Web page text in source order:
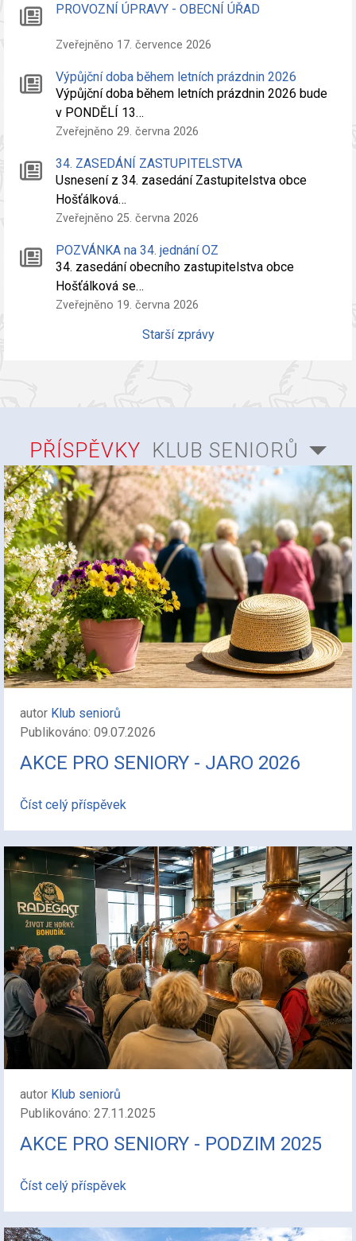
PROVOZNÍ ÚPRAVY - OBECNÍ ÚŘAD
Zveřejněno 17. července 2026
Výpůjční doba během letních prázdnin 2026
Výpůjční doba během letních prázdnin 2026 bude
v PONDĚLÍ 13…
Zveřejněno 29. června 2026
34. ZASEDÁNÍ ZASTUPITELSTVA
Usnesení z 34. zasedání Zastupitelstva obce
Hošťálková…
Zveřejněno 25. června 2026
POZVÁNKA na 34. jednání OZ
34. zasedání obecního zastupitelstva obce
Hošťálková se…
Zveřejněno 19. června 2026
Starší zprávy
PŘÍSPĚVKY KLUB SENIORŮ
autor Klub seniorů
Publikováno: 09.07.2026
AKCE PRO SENIORY - JARO 2026
Číst celý příspěvek
autor Klub seniorů
Publikováno: 27.11.2025
AKCE PRO SENIORY - PODZIM 2025
Číst celý příspěvek